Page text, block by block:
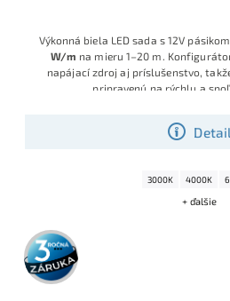
Detail
Výkonná biela LED sada s 12V
W/m na mieru 1–20 m.
napájací zdroj aj príslušenstvo,
pripravenú na rýchlu a
3000K 4000K
+ ďalšie
3 roky
záruka